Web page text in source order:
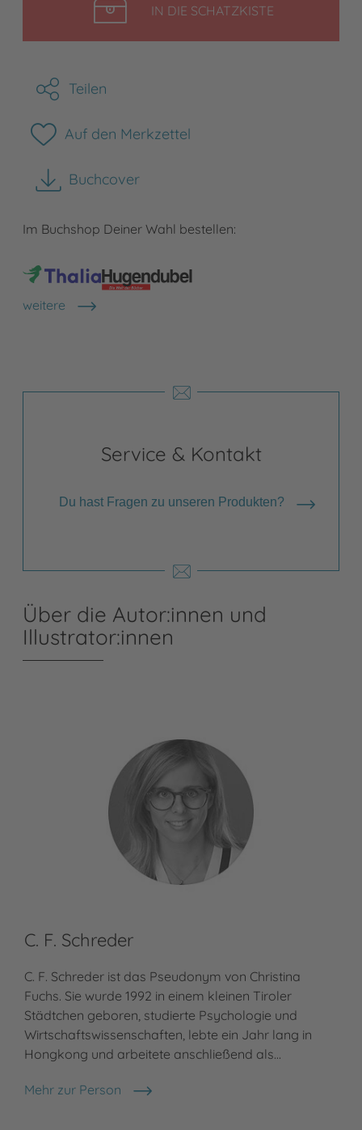
IN DIE SCHATZKISTELEGEN
Teilen
Auf den Merkzettel
Buchcover
herunterladen
Im Buchshop Deiner Wahl bestellen:
weitere
Shops anzeigen
Service & Kontakt
Du hast Fragen zu unseren Produkten?
Über die Autor:innen und
Illustrator:innen
C. F. Schreder
C. F. Schreder ist das Pseudonym von Christina
Fuchs. Sie wurde 1992 in einem kleinen Tiroler
Städtchen geboren, studierte Psychologie und
Wirtschaftswissenschaften, lebte ein Jahr lang in
Hongkong und arbeitete anschließend als…
Mehr zur Person
C. F. Schreder